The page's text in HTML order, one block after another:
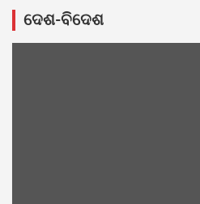
ଦେଶ-ବିଦେଶ